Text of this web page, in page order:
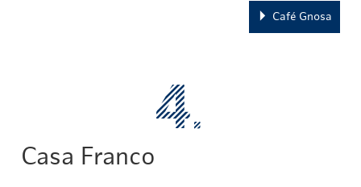
Café Gnosa
Casa Franco